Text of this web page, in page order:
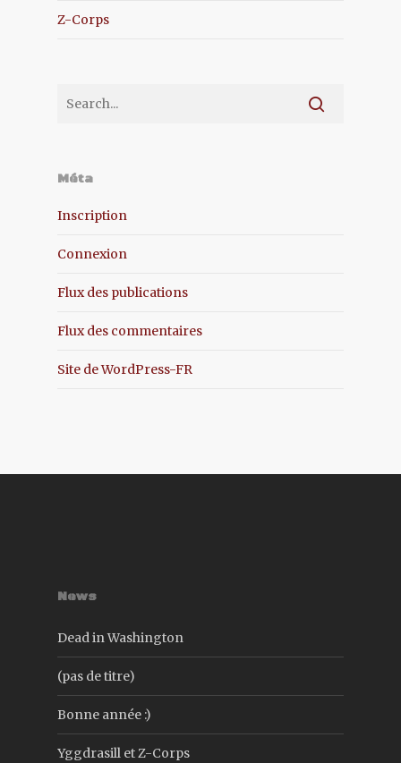
Z-Corps
Méta
Inscription
Connexion
Flux des publications
Flux des commentaires
Site de WordPress-FR
News
Dead in Washington
(pas de titre)
Bonne année :)
Yggdrasill et Z-Corps